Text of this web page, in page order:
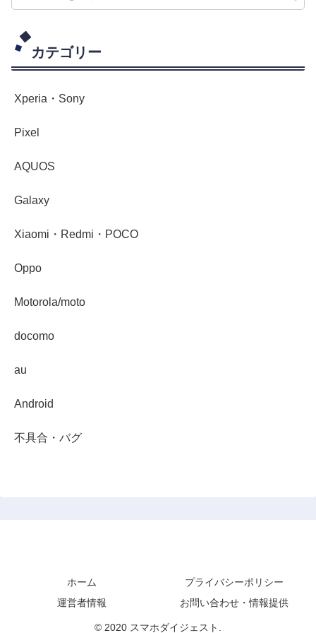
カテゴリー
Xperia・Sony
Pixel
AQUOS
Galaxy
Xiaomi・Redmi・POCO
Oppo
Motorola/moto
docomo
au
Android
不具合・バグ
ホーム
プライバシーポリシー
運営者情報
お問い合わせ・情報提供
© 2020 スマホダイジェスト.